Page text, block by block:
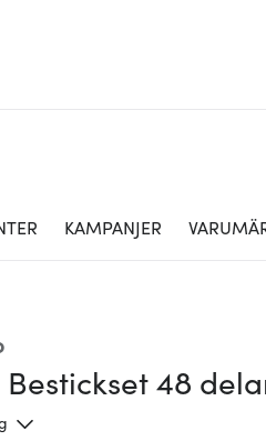
KAMPANJER
Bestickset 48